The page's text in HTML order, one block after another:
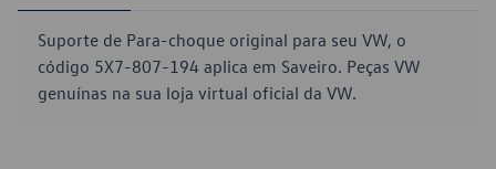
Suporte de Para-choque original para seu VW, o
código 5X7-807-194 aplica em Saveiro. Peças VW
genuínas na sua loja virtual oficial da VW.